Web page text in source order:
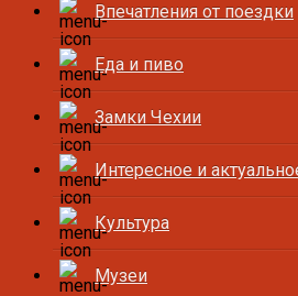
Впечатления от поездки
Еда и пиво
Замки Чехии
Интересное и
Культура
Музеи